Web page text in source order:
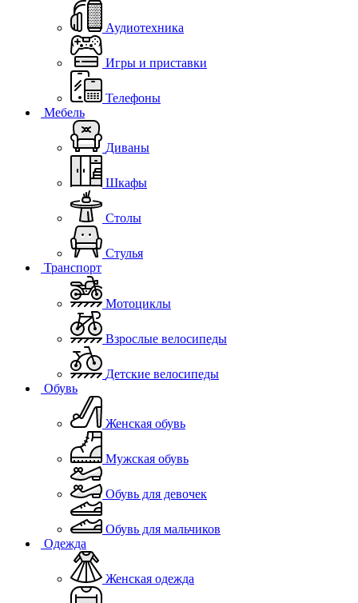
Аудиотехника
Игры и приставки
Телефоны
Мебель
Диваны
Шкафы
Столы
Стулья
Транспорт
Мотоциклы
Взрослые велосипеды
Детские велосипеды
Обувь
Женская обувь
Мужская обувь
Обувь для девочек
Обувь для мальчиков
Одежда
Женская одежда